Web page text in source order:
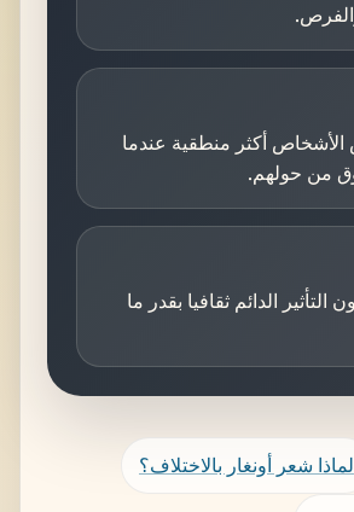
أكثر منطقية عندما
من حولهم.
التأثير الدائم ثقافيا بقدر ما
لماذا شعر أونغار بالاختلاف؟